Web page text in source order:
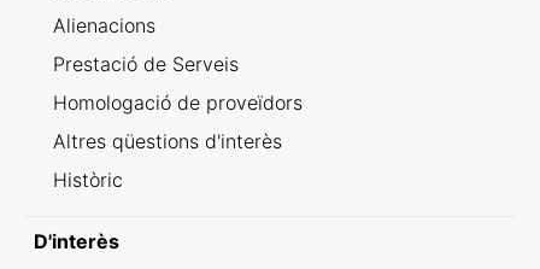
Alienacions
Prestació de Serveis
Homologació de proveïdors
Altres qüestions d'interès
Històric
D'interès